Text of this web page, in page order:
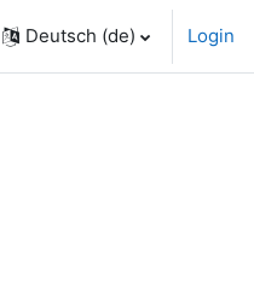
Deutsch ‎(de)‎ Login